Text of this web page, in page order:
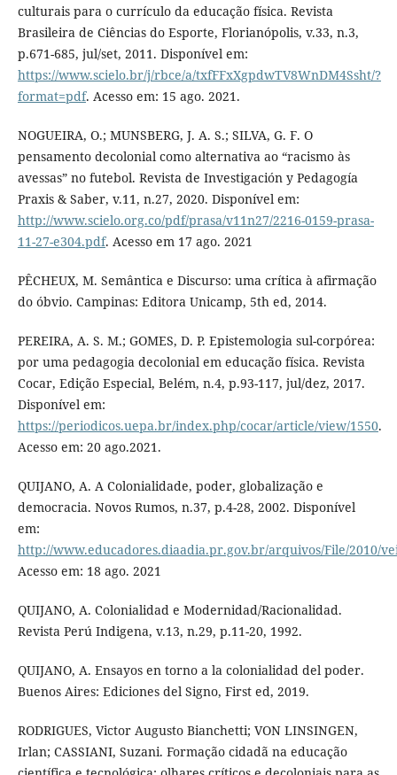
culturais para o currículo da educação física. Revista
Brasileira de Ciências do Esporte, Florianópolis, v.33, n.3,
p.671-685, jul/set, 2011. Disponível em:
https://www.scielo.br/j/rbce/a/txfFFxXgpdwTV8WnDM4Ssht/?
format=pdf. Acesso em: 15 ago. 2021.
NOGUEIRA, O.; MUNSBERG, J. A. S.; SILVA, G. F. O
pensamento decolonial como alternativa ao “racismo às
avessas” no futebol. Revista de Investigación y Pedagogía
Praxis & Saber, v.11, n.27, 2020. Disponível em:
http://www.scielo.org.co/pdf/prasa/v11n27/2216-0159-prasa-
11-27-e304.pdf. Acesso em 17 ago. 2021
PÊCHEUX, M. Semântica e Discurso: uma crítica à afirmação
do óbvio. Campinas: Editora Unicamp, 5th ed, 2014.
PEREIRA, A. S. M.; GOMES, D. P. Epistemologia sul-corpórea:
por uma pedagogia decolonial em educação física. Revista
Cocar, Edição Especial, Belém, n.4, p.93-117, jul/dez, 2017.
Disponível em:
https://periodicos.uepa.br/index.php/cocar/article/view/1550.
Acesso em: 20 ago.2021.
QUIJANO, A. A Colonialidade, poder, globalização e
democracia. Novos Rumos, n.37, p.4-28, 2002. Disponível
em:
http://www.educadores.diaadia.pr.gov.br/arquivos/File/2010/
Acesso em: 18 ago. 2021
QUIJANO, A. Colonialidad e Modernidad/Racionalidad.
Revista Perú Indigena, v.13, n.29, p.11-20, 1992.
QUIJANO, A. Ensayos en torno a la colonialidad del poder.
Buenos Aires: Ediciones del Signo, First ed, 2019.
RODRIGUES, Victor Augusto Bianchetti; VON LINSINGEN,
Irlan; CASSIANI, Suzani. Formação cidadã na educação